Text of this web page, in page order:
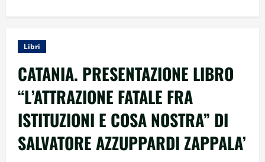
Libri
CATANIA. PRESENTAZIONE LIBRO
“L’ATTRAZIONE FATALE FRA
ISTITUZIONI E COSA NOSTRA” DI
SALVATORE AZZUPPARDI ZAPPALA’